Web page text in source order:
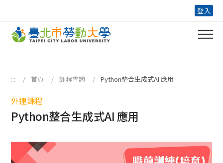
登入
::: 首頁 課程查詢 Python整合生成式AI 應用
外連課程
Python整合生成式AI 應用